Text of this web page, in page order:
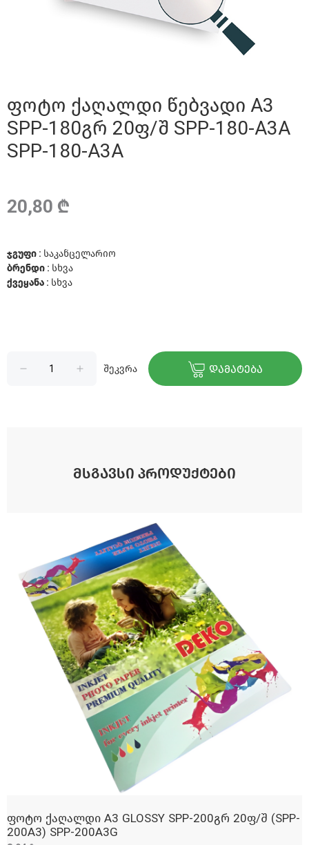
ფოტო ქაღალდი წებვადი A3
SPP-180გრ 20ფ/შ SPP-180-A3A
SPP-180-A3A
20,80 ₾
ჯგუფი : საკანცელარიო
ბრენდი : სხვა
ქვეყანა : სხვა
შეკვრა ᲓᲐᲛᲐᲢᲔᲑᲐ
ᲛᲡᲒᲐᲕᲡᲘ ᲞᲠᲝᲓᲣᲥᲢᲔᲑᲘ
ᲓᲐᲛᲐᲢᲔᲑᲐ
ფოტო ქაღალდი A3 GLOSSY SPP-200გრ 20ფ/შ (SPP-
200A3) SPP-200A3G